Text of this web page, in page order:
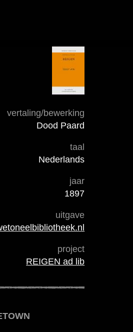
vertaling/bewerking
Dood Paard
taal
Nederlands
jaar
1897
uitgave
project
REIGEN ad lib